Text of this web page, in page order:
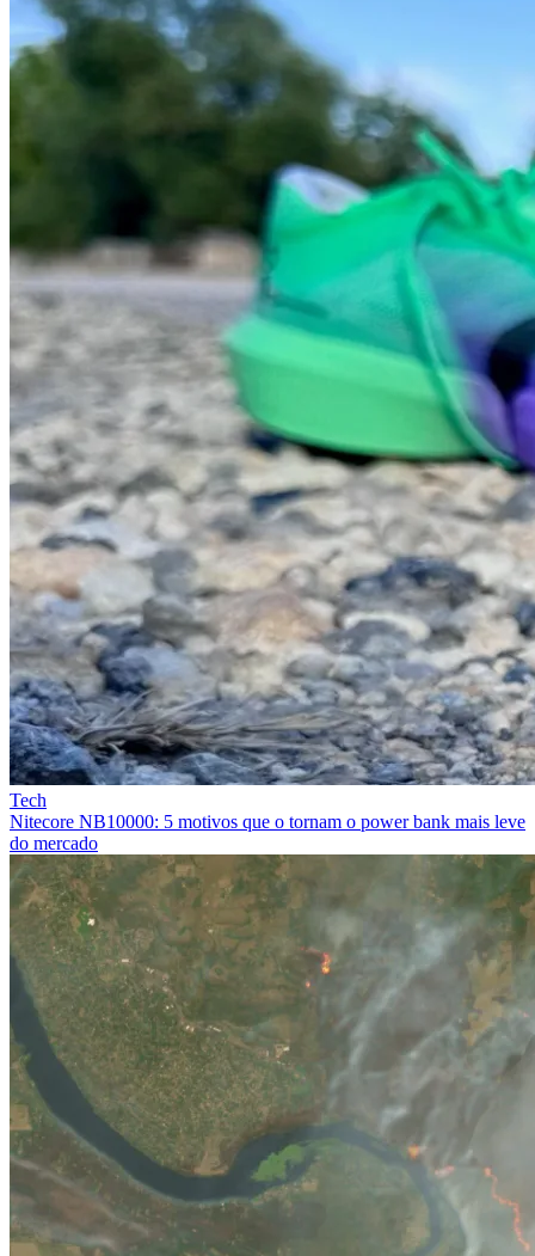
Tech
Nitecore NB10000: 5 motivos que o tornam o power bank mais leve
do mercado